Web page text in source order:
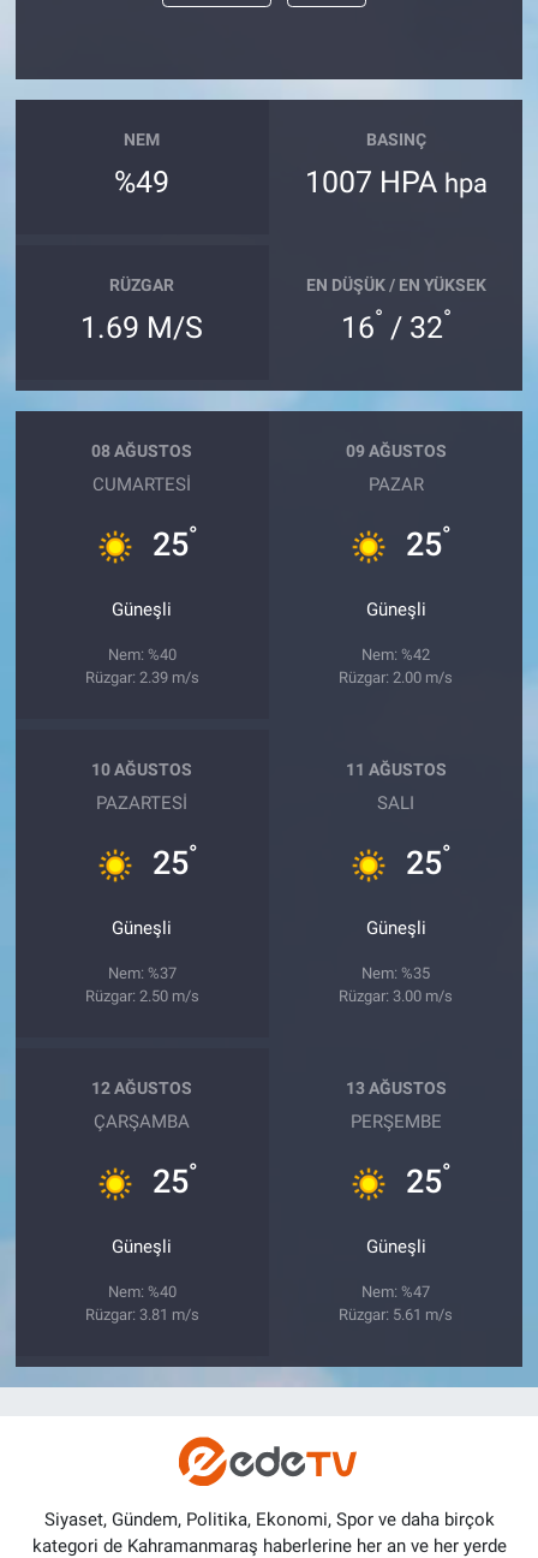
NEM
%49
BASINÇ
1007 HPA hpa
RÜZGAR
1.69 M/S
EN DÜŞÜK / EN YÜKSEK
16° / 32°
08 AĞUSTOS
CUMARTESI
25°
Güneşli
Nem: %40
Rüzgar: 2.39 m/s
09 AĞUSTOS
PAZAR
25°
Güneşli
Nem: %42
Rüzgar: 2.00 m/s
10 AĞUSTOS
PAZARTESI
25°
Güneşli
Nem: %37
Rüzgar: 2.50 m/s
11 AĞUSTOS
SALI
25°
Güneşli
Nem: %35
Rüzgar: 3.00 m/s
12 AĞUSTOS
ÇARŞAMBA
25°
Güneşli
Nem: %40
Rüzgar: 3.81 m/s
13 AĞUSTOS
PERŞEMBE
25°
Güneşli
Nem: %47
Rüzgar: 5.61 m/s
Siyaset, Gündem, Politika, Ekonomi, Spor ve daha birçok
kategori de Kahramanmaraş haberlerine her an ve her yerde